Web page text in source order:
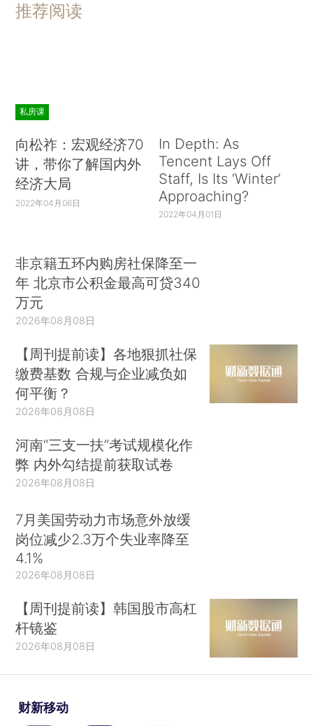
推荐阅读
私房课
向松祚：宏观经济70
讲，带你了解国内外
经济大局
2022年04月06日
In Depth: As
Tencent Lays Off
Staff, Is Its ‘Winter’
Approaching?
2022年04月01日
非京籍五环内购房社保降至一
年 北京市公积金最高可贷340
万元
2026年08月08日
【周刊提前读】各地狠抓社保
缴费基数 合规与企业减负如
何平衡？
2026年08月08日
河南“三支一扶”考试规模化作
弊 内外勾结提前获取试卷
2026年08月08日
7月美国劳动力市场意外放缓
岗位减少2.3万个失业率降至
4.1%
2026年08月08日
【周刊提前读】韩国股市高杠
杆镜鉴
2026年08月08日
财新移动